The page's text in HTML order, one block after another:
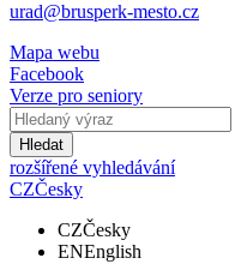
urad@brusperk-mesto.cz
Mapa webu
Facebook
Verze pro seniory
Hledat
rozšířené vyhledávání
CZČesky
CZČesky
ENEnglish